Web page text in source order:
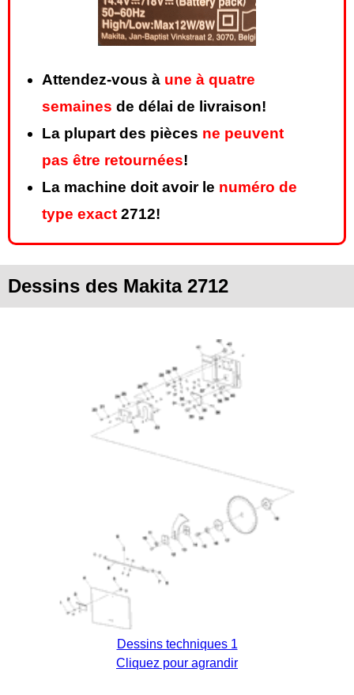
Attendez-vous à une à quatre
semaines de délai de livraison!
La plupart des pièces ne peuvent
pas être retournées!
La machine doit avoir le numéro de
type exact 2712!
Dessins des Makita 2712
Dessins techniques 1
Cliquez pour agrandir